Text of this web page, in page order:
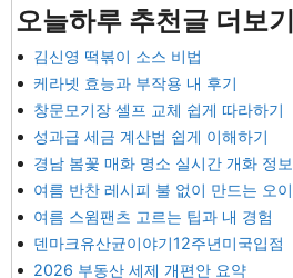
오늘하루 추천글 더보기
김신영 떡볶이 소스 비법
케라넷 효능과 부작용 내 후기
창문모기장 셀프 교체 쉽게 따라하기
성과급 세금 계산법 쉽게 이해하기
경남 봄꽃 매화 명소 실시간 개화 정보
여름 반찬 레시피 불 없이 만드는 오
여름 스윔팬츠 고르는 팁과 내 경험
덴마크유산균이야기12주년미국입점
2026 부동산 세제 개편안 요약